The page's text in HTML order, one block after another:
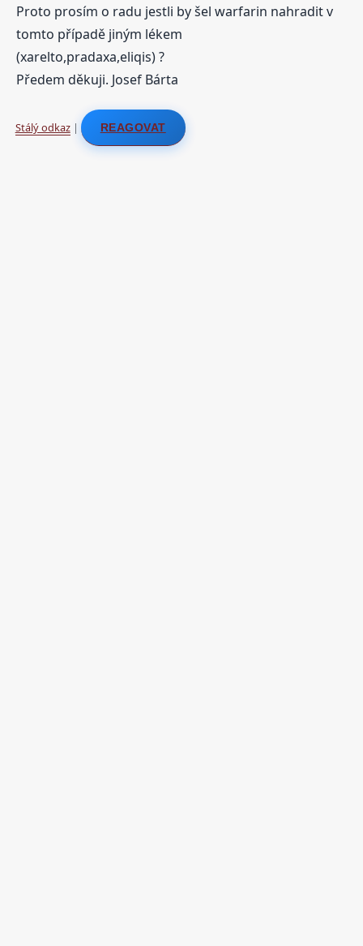
Proto prosím o radu jestli by šel warfarin nahradit v
tomto případě jiným lékem
(xarelto,pradaxa,eliqis) ?
Předem děkuji. Josef Bárta
Stálý odkaz| REAGOVAT